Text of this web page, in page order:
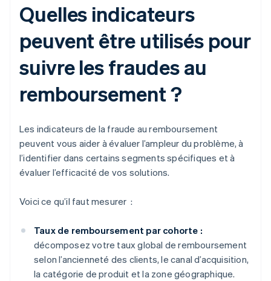
Quelles indicateurs
peuvent être utilisés pour
suivre les fraudes au
remboursement ?
Les indicateurs de la fraude au remboursement
peuvent vous aider à évaluer l’ampleur du problème, à
l’identifier dans certains segments spécifiques et à
évaluer l’efficacité de vos solutions.
Voici ce qu’il faut mesurer :
Taux de remboursement par cohorte :
décomposez votre taux global de remboursement
selon l’ancienneté des clients, le canal d’acquisition,
la catégorie de produit et la zone géographique.